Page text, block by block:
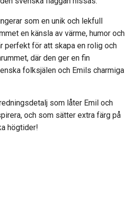
som en unik och lekfull
en känsla av värme, humor och
perfekt för att skapa en rolig och
där den ger en fin
folksjälen och Emils charmiga
som låter Emil och
och som sätter extra färg på
högtider!